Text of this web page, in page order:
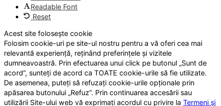
Readable Font
Reset
Acest site folosește cookie
Folosim cookie-uri pe site-ul nostru pentru a vă oferi cea mai
relevantă experiență, reținând preferințele și vizitele
dumneavoastră. Prin efectuarea unui click pe butonul „Sunt de
acord”, sunteți de acord ca TOATE cookie-urile să fie utilizate.
De asemenea, puteți să refuzați cookie-urile opționale prin
apăsarea butonului „Refuz”. Prin continuarea accesării sau
utilizării Site-ului web vă exprimați acordul cu privire la Termeni și